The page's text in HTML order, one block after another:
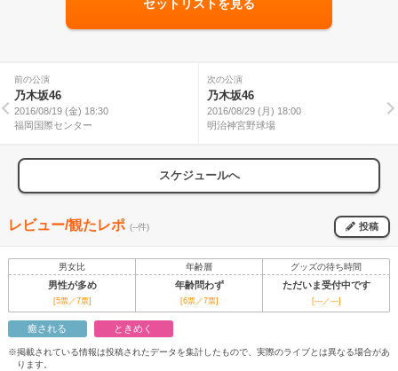
セットリストを見る
前の公演
乃木坂46
2016/08/19 (金) 18:30
福岡国際センター
次の公演
乃木坂46
2016/08/29 (月) 18:00
明治神宮野球場
スケジュールへ
レビュー/観たレポ (--件) 投稿
男女比 年齢層 グッズの待ち時間
男性が多め 年齢問わず ただいま受付中です
[5票／7票] [6票／7票] [---／---]
癒される ときめく
※掲載されている情報は投稿されたデータを集計したもので、実際のライブとは異なる場合があ
ります。